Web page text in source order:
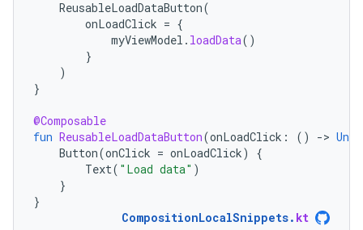
ReusableLoadDataButton(
onLoadClick = {
myViewModel . loadData()
}
)
}
@Composable
fun ReusableLoadDataButton(onLoadClick : () -> Unit
Button(onClick = onLoadClick)
{
Text( "Load data" )
}
}
CompositionLocalSnippets. kt